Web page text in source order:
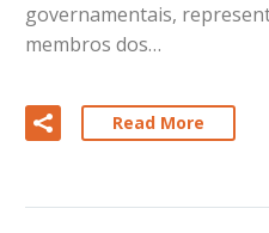
governamentais,
membros dos…
Read More